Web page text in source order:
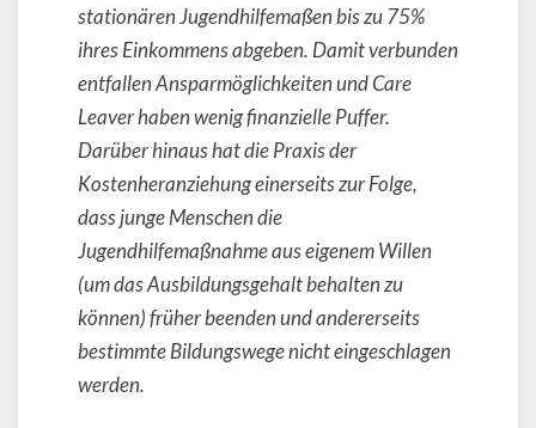
stationären Jugendhilfemaßen bis zu 75%
ihres Einkommens abgeben. Damit verbunden
entfallen Ansparmöglichkeiten und Care
Leaver haben wenig finanzielle Puffer.
Darüber hinaus hat die Praxis der
Kostenheranziehung einerseits zur Folge,
dass junge Menschen die
Jugendhilfemaßnahme aus eigenem Willen
(um das Ausbildungsgehalt behalten zu
können) früher beenden und andererseits
bestimmte Bildungswege nicht eingeschlagen
werden.